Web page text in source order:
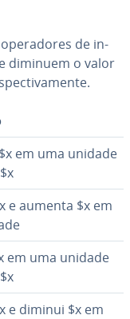
ope­ra­do­res de in­
diminuem o valor
em uma unidade
e aumenta $x em
em uma unidade
e diminui $x em